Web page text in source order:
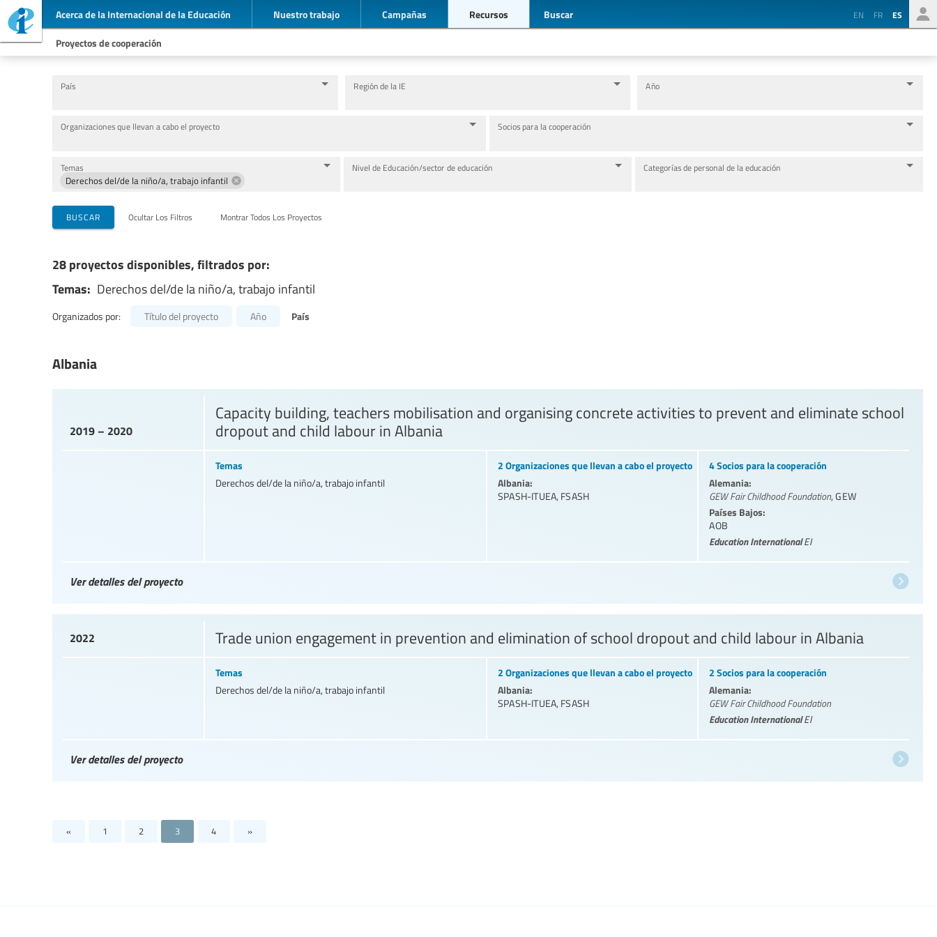
Acerca de la Internacional de la Educación Nuestro trabajo Campañas Recursos Buscar EN FR ES
Proyectos de cooperación
País Región de la IE Año
Organizaciones que llevan a cabo el proyecto Socios para la cooperación
Temas
Derechos del/de la niño/a, trabajo infantil
Nivel de Educación/sector de educación Categorías de personal de la educación
BUSCAR Ocultar Los Filtros Montrar Todos Los Proyectos
28 proyectos disponibles, filtrados por:
Temas: Derechos del/de la niño/a, trabajo infantil
Organizados por: Título del proyecto Año País
Albania
2019 – 2020
Capacity building, teachers mobilisation and organising concrete activities to prevent and eliminate school
dropout and child labour in Albania
Temas
Derechos del/de la niño/a, trabajo infantil
2 Organizaciones que llevan a cabo el proyecto
Albania:
SPASH-ITUEA, FSASH
4 Socios para la cooperación
Alemania:
GEW Fair Childhood Foundation,GEW
Países Bajos:
AOB
Education InternationalEI
Ver detalles del proyecto
2022 Trade union engagement in prevention and elimination of school dropout and child labour in Albania
Temas
Derechos del/de la niño/a, trabajo infantil
2 Organizaciones que llevan a cabo el proyecto
Albania:
SPASH-ITUEA, FSASH
2 Socios para la cooperación
Alemania:
GEW Fair Childhood Foundation
Education InternationalEI
Ver detalles del proyecto
« 1 2 3 4 »